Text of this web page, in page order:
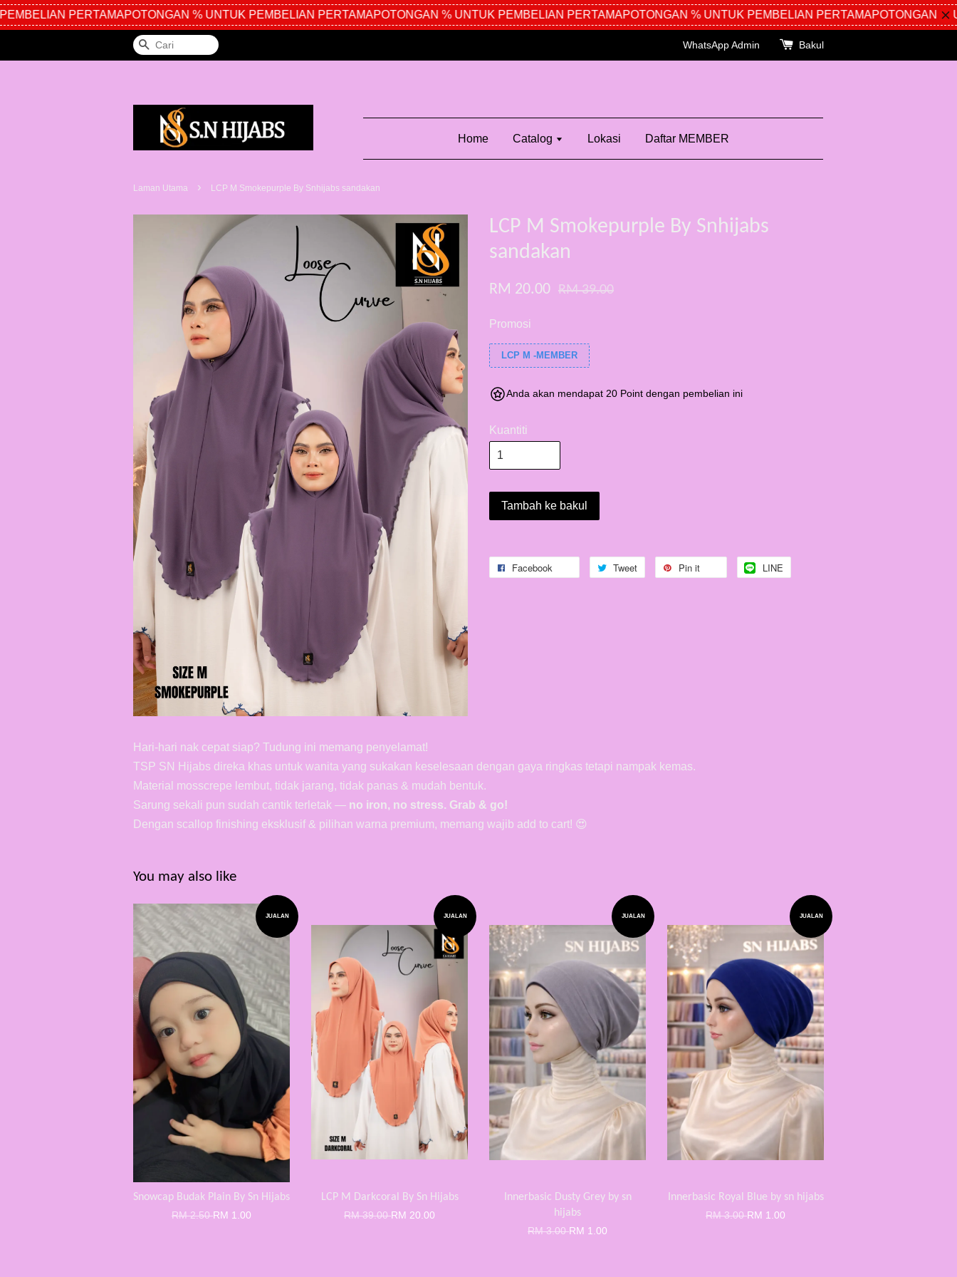
PERTAMAPOTONGAN % UNTUK PEMBELIAN PERTAMAPOTONGAN % UNTUK PEMBELIAN PERTAMAPOTONGAN % UNTUK PEMBELIAN PERTAMAPOTONGAN %
Cari WhatsApp Admin Bakul
Home Catalog Lokasi Daftar MEMBER
Laman Utama › LCP M Smokepurple By Snhijabs sandakan
LCP M Smokepurple By Snhijabs
sandakan
RM 20.00 RM 39.00
Promosi
LCP M -MEMBER
Anda akan mendapat 20 Point dengan pembelian ini
Kuantiti
Tambah ke bakul
Facebook Tweet Pin it LINE
Hari-hari nak cepat siap? Tudung ini memang penyelamat!
TSP SN Hijabs direka khas untuk wanita yang sukakan keselesaan dengan gaya ringkas tetapi nampak kemas.
Material mosscrepe lembut, tidak jarang, tidak panas & mudah bentuk.
Sarung sekali pun sudah cantik terletak — no iron, no stress. Grab & go!
Dengan scallop finishing eksklusif & pilihan warna premium, memang wajib add to cart! 😍
You may also like
JUALAN
Snowcap Budak Plain By Sn Hijabs
RM 2.50RM 1.00
JUALAN
LCP M Darkcoral By Sn Hijabs
RM 39.00RM 20.00
JUALAN
Innerbasic Dusty Grey by sn
hijabs
RM 3.00RM 1.00
JUALAN
Innerbasic Royal Blue by sn hijabs
RM 3.00RM 1.00